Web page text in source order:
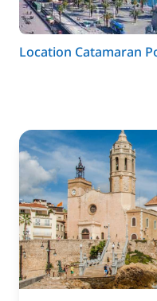
Location Catamaran